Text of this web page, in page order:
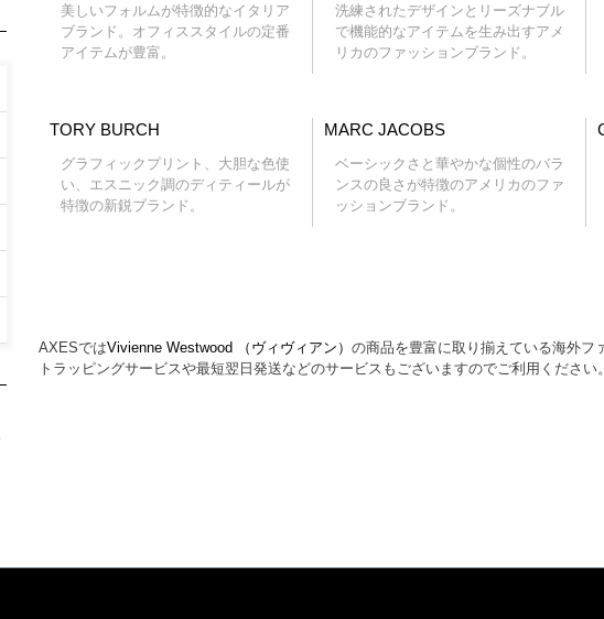
美しいフォルムが特徴的なイタリア
ブランド。オフィススタイルの定番
アイテムが豊富。
洗練されたデザインとリーズナブル
で機能的なアイテムを生み出すアメ
リカのファッションブランド。
TORY BURCH
グラフィックプリント、大胆な色使
い、エスニック調のディティールが
特徴の新鋭ブランド。
MARC JACOBS
ベーシックさと華やかな個性のバラ
ンスの良さが特徴のアメリカのファ
ッションブランド。
AXESではVivienne Westwood （ヴィヴィアン） の商品を豊富に取り揃えている海外フ
トラッピングサービスや最短翌日発送などのサービスもございますのでご利用ください。